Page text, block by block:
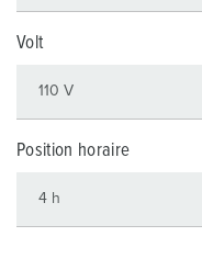
Volt
Position horaire